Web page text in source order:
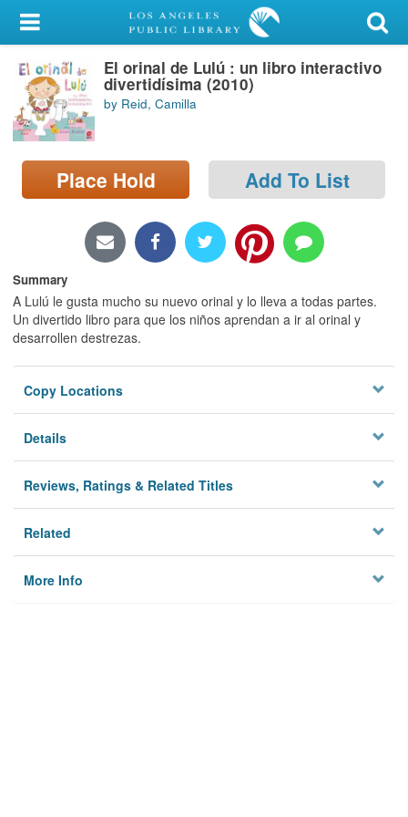
My Account
Library Card
Sign In
Search
Locations/Hours (external
El orinal de Lulú : un libro interactivo
divertidísima (2010)
by Reid, Camilla
Place Hold Add To List
Summary
A Lulú le gusta mucho su nuevo orinal y lo lleva a todas partes.
Un divertido libro para que los niños aprendan a ir al orinal y
desarrollen destrezas.
Copy Locations
Details
Reviews, Ratings & Related Titles
Related
More Info